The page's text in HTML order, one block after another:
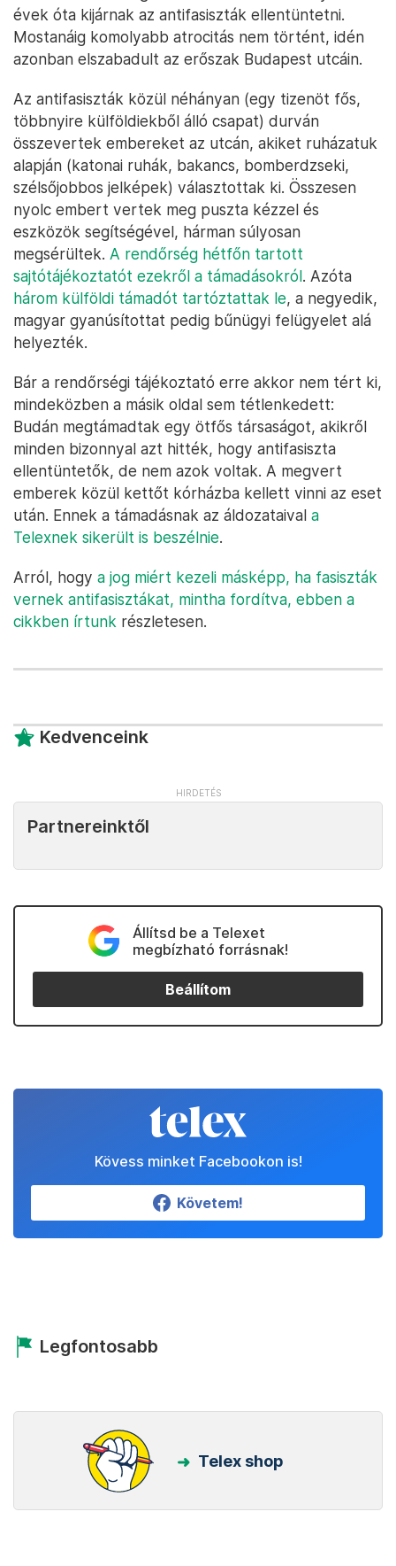
évek óta kijárnak az antifasiszták ellentüntetni.
Mostanáig komolyabb atrocitás nem történt, idén
azonban elszabadult az erőszak Budapest utcáin.
Az antifasiszták közül néhányan (egy tizenöt fős,
többnyire külföldiekből álló csapat) durván
összevertek embereket az utcán, akiket ruházatuk
alapján (katonai ruhák, bakancs, bomberdzseki,
szélsőjobbos jelképek) választottak ki. Összesen
nyolc embert vertek meg puszta kézzel és
eszközök segítségével, hárman súlyosan
megsérültek. A rendőrség hétfőn tartott
sajtótájékoztatót ezekről a támadásokról. Azóta
három külföldi támadót tartóztattak le, a negyedik,
magyar gyanúsítottat pedig bűnügyi felügyelet alá
helyezték.
Bár a rendőrségi tájékoztató erre akkor nem tért ki,
mindeközben a másik oldal sem tétlenkedett:
Budán megtámadtak egy ötfős társaságot, akikről
minden bizonnyal azt hitték, hogy antifasiszta
ellentüntetők, de nem azok voltak. A megvert
emberek közül kettőt kórházba kellett vinni az eset
után. Ennek a támadásnak az áldozataival a
Telexnek sikerült is beszélnie.
Arról, hogy a jog miért kezeli másképp, ha fasiszták
vernek antifasisztákat, mintha fordítva, ebben a
cikkben írtunk részletesen.
Kedvenceink
Partnereinktől
Állítsd be a Telexet
megbízható forrásnak!
Beállítom
Kövess minket Facebookon is!
Követem!
Legfontosabb
Telex shop